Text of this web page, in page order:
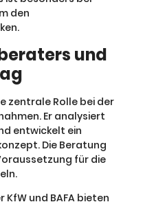
den
und
zentrale Rolle bei der
Er analysiert
entwickelt ein
Die Beratung
für die
und BAFA bieten